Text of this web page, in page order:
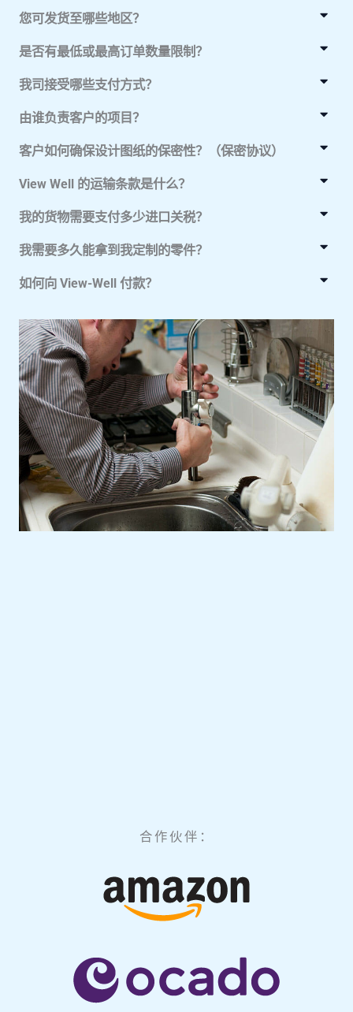
您可发货至哪些地区？
是否有最低或最高订单数量限制？
我司接受哪些支付方式？
由谁负责客户的项目？
客户如何确保设计图纸的保密性？（保密协议）
View Well 的运输条款是什么？
我的货物需要支付多少进口关税？
我需要多久能拿到我定制的零件？
如何向 View-Well 付款？
合作伙伴：